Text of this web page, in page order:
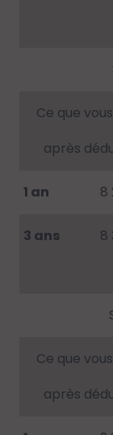
Ce que
après
1 an 8
3 ans 8
Ce que
après